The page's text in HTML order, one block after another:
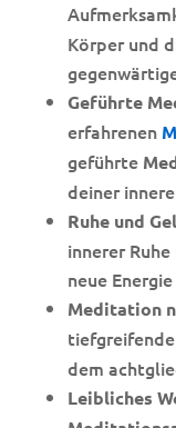
Körper und
Geführte
erfahrenen
geführte
deiner
Ruhe und
innerer
neue
Meditation
dem
Leibliches